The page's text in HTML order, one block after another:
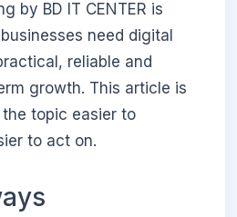
by BD IT CENTER is
need digital
reliable and
growth. This article is
topic easier to
to act on.